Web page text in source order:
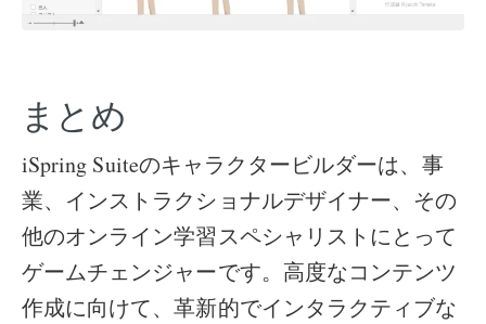
まとめ
iSpring Suiteのキャラクタービルダーは、事
業、インストラクショナルデザイナー、その
他のオンライン学習スペシャリストにとって
ゲームチェンジャーです。高度なコンテンツ
作成に向けて、革新的でインタラクティブな